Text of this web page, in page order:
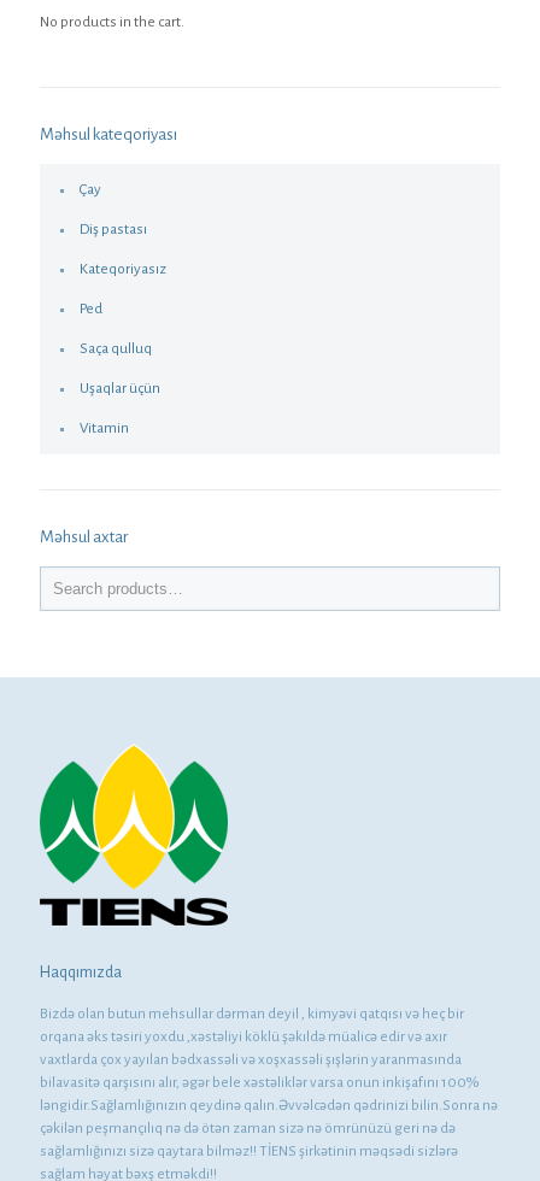
No products in the cart.
Məhsul kateqoriyası
Çay
Diş pastası
Kateqoriyasız
Ped
Saça qulluq
Uşaqlar üçün
Vitamin
Məhsul axtar
Haqqımızda
Bizdə olan butun mehsullar dərman deyil , kimyəvi qatqısı və heç bir
orqana əks təsiri yoxdu ,xəstəliyi köklü şəkıldə müalicə edir və axır
vaxtlarda çox yayılan bədxassəli və xoşxassəli şışlərin yaranmasında
bilavasitə qarşısını alır, əgər bele xəstəliklər varsa onun inkişafını 100%
ləngidir.Sağlamlığınızın qeydinə qalın.Əvvəlcədən qədrinizi bilin.Sonra nə
çəkilən peşmançılıq nə də ötən zaman sizə nə ömrünüzü geri nə də
sağlamlığınızı sizə qaytara bilməz!! TİENS şirkətinin məqsədi sizlərə
sağlam həyat bəxş etməkdi!!